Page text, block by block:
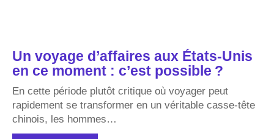
Un voyage d’affaires aux États-Unis
en ce moment : c’est possible ?
En cette période plutôt critique où voyager peut
rapidement se transformer en un véritable casse-tête
chinois, les hommes…